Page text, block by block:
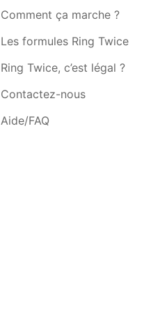
Couturière Couillet
Couturière Somzée
Couturière Forchies-la-
marche
Comment ça marche ?
Les formules Ring Twice
Ring Twice, c’est légal ?
Contactez-nous
Aide/FAQ